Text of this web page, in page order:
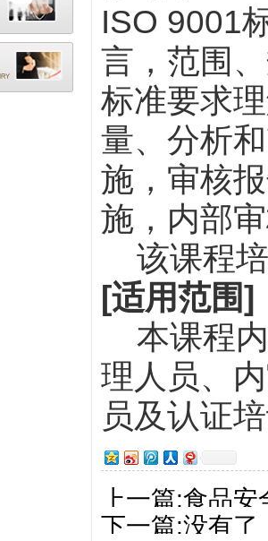
ISO 9001
言，范围
标准要求
量、分析
施，审核
施，内部
该课程
[适用范围]
本课程
理人员、
员及认证
上一篇:食品
下一篇:没有了